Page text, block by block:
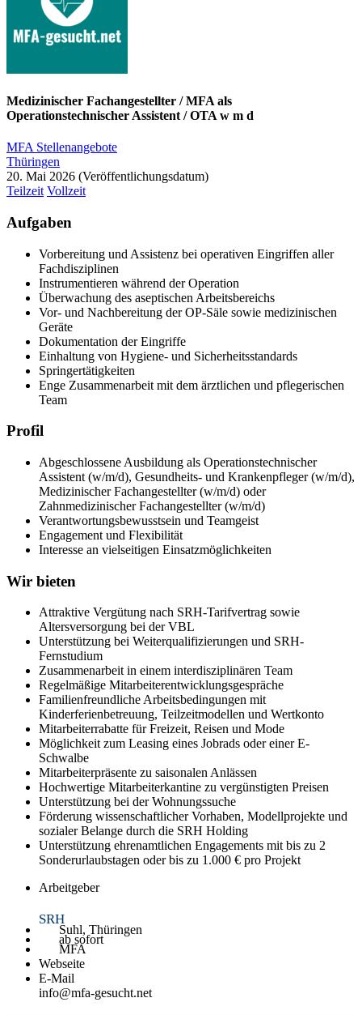
Medizinischer Fachangestellter / MFA als
Operationstechnischer Assistent / OTA w m d
MFA Stellenangebote
Thüringen
20. Mai 2026
Teilzeit Vollzeit
Aufgaben
Vorbereitung und Assistenz bei operativen Eingriffen aller
Fachdisziplinen
Instrumentieren während der Operation
Überwachung des aseptischen Arbeitsbereichs
Vor- und Nachbereitung der OP-Säle sowie medizinischen
Geräte
Dokumentation der Eingriffe
Einhaltung von Hygiene- und Sicherheitsstandards
Springertätigkeiten
Enge Zusammenarbeit mit dem ärztlichen und pflegerischen
Team
Profil
Abgeschlossene Ausbildung als Operationstechnischer
Assistent (w/m/d), Gesundheits- und Krankenpfleger (w/m/d),
Medizinischer Fachangestellter (w/m/d) oder
Zahnmedizinischer Fachangestellter (w/m/d)
Verantwortungsbewusstsein und Teamgeist
Engagement und Flexibilität
Interesse an vielseitigen Einsatzmöglichkeiten
Wir bieten
Attraktive Vergütung nach SRH-Tarifvertrag sowie
Altersversorgung bei der VBL
Unterstützung bei Weiterqualifizierungen und SRH-
Fernstudium
Zusammenarbeit in einem interdisziplinären Team
Regelmäßige Mitarbeiterentwicklungsgespräche
Familienfreundliche Arbeitsbedingungen mit
Kinderferienbetreuung, Teilzeitmodellen und Wertkonto
Mitarbeiterrabatte für Freizeit, Reisen und Mode
Möglichkeit zum Leasing eines Jobrads oder einer E-
Schwalbe
Mitarbeiterpräsente zu saisonalen Anlässen
Hochwertige Mitarbeiterkantine zu vergünstigten Preisen
Unterstützung bei der Wohnungssuche
Förderung wissenschaftlicher Vorhaben, Modellprojekte und
sozialer Belange durch die SRH Holding
Unterstützung ehrenamtlichen Engagements mit bis zu 2
Sonderurlaubstagen oder bis zu 1.000 € pro Projekt
Arbeitgeber
SRH
Suhl, Thüringen
ab sofort
MFA
Webseite
E-Mail
info@mfa-gesucht.net